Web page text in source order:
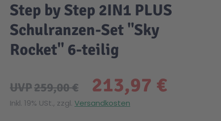
Step by Step 2IN1 PLUS
Schulranzen-Set "Sky
Rocket" 6-teilig
213,97 €
UVP259,00 €
Inkl. 19% USt., zzgl. Versandkosten